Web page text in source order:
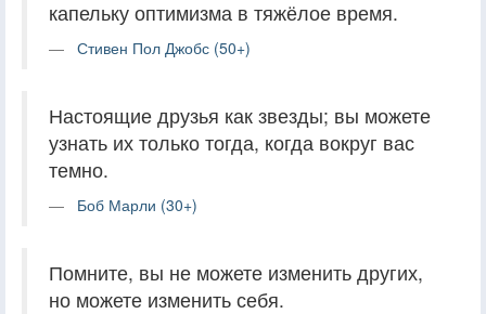
капельку оптимизма в тяжёлое время.
Стивен Пол Джобс (50+)
Настоящие друзья как звезды; вы можете
узнать их только тогда, когда вокруг вас
темно.
Боб Марли (30+)
Помните, вы не можете изменить других,
но можете изменить себя.